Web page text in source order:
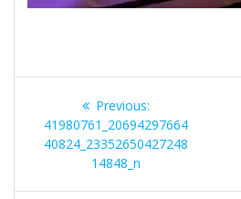
Navegação
de
artigos
Previous:Previous
post:
41980761_20694297664
40824_23352650427248
14848_n